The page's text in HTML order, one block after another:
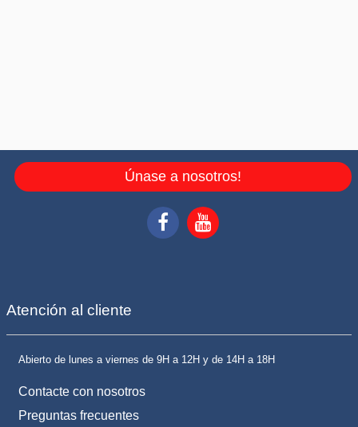
Únase a nosotros!
Atención al cliente
Abierto de lunes a viernes de 9H a 12H y de 14H a 18H
Contacte con nosotros
Preguntas frecuentes